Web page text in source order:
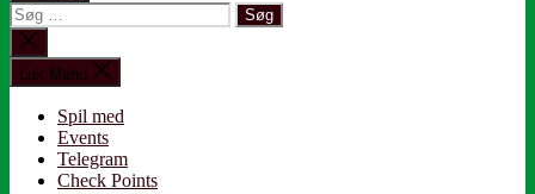
Søg
efter:
Luk
søgning
Luk Menu
Spil med
Events
Telegram
Check Points